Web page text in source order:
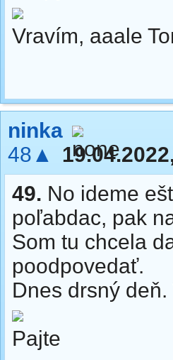
Vravím, aaale
ninka
48▲
49. No ideme
poľabdac, pak
Som tu chcela
poodpovedať.
Dnes drsný
Pajte